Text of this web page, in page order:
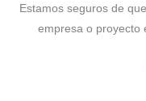
Estamos seguros de
empresa o proyecto